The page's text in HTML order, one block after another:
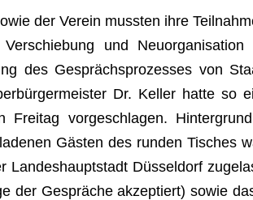
der Ver­ein muss­ten ihre
und
des Gesprächs­pro­zes­ses von
Dr. Kel­ler hatte so
Frei­tag vor­ge­schla­gen.
Gäs­ten des run­den Tisches
Lan­des­haupt­stadt Düs­sel­dorf
der Gesprä­che akzep­tiert) sowie